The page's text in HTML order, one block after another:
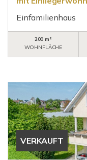
Einfamilienhaus
200 m²
WOHNFLÄCHE
VERKAUFT